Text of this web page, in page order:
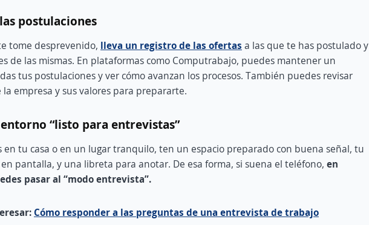
postulaciones
tome desprevenido, lleva un registro de las ofertas a las que te has postulado y
de las mismas. En plataformas como Computrabajo, puedes mantener un
tus postulaciones y ver cómo avanzan los procesos. También puedes revisar
empresa y sus valores para prepararte.
“listo para entrevistas”
en tu casa o en un lugar tranquilo, ten un espacio preparado con buena señal, tu
en pantalla, y una libreta para anotar. De esa forma, si suena el teléfono, en
pasar al “modo entrevista”.
Cómo responder a las preguntas de una entrevista de trabajo